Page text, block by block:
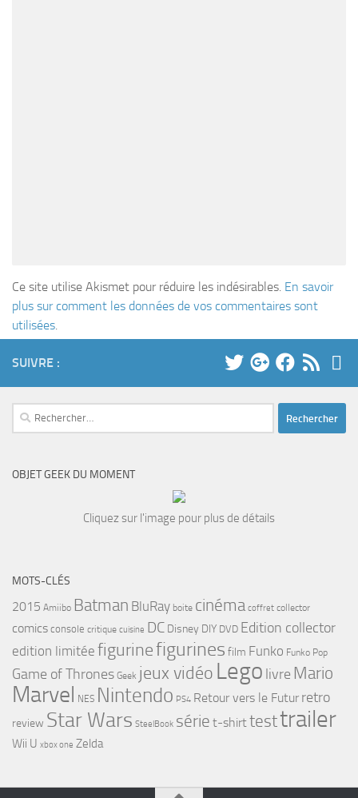
Ce site utilise Akismet pour réduire les indésirables. En savoir
plus sur comment les données de vos commentaires sont
utilisées.
SUIVRE :
Rechercher :
OBJET GEEK DU MOMENT
Cliquez sur l'image pour plus de détails
MOTS-CLÉS
2015 Amiibo Batman BluRay boite cinéma coffret collector
comics console critique cuisine DC Disney DIY DVD Edition collector
edition limitée figurinefigurines film Funko Funko Pop
Game of Thrones Geek jeux vidéo Lego livre Mario
Marvel NES Nintendo PS4 Retour vers le Futur retro
review Star Wars SteelBook série t-shirttesttrailer
Wii U xbox one Zelda